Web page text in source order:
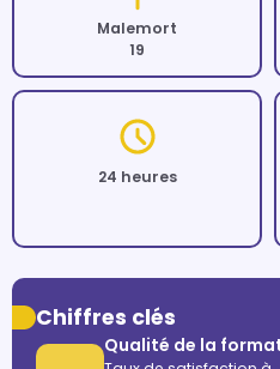
Malemort
19
24 heures
Chiffres clés
Qualité de la